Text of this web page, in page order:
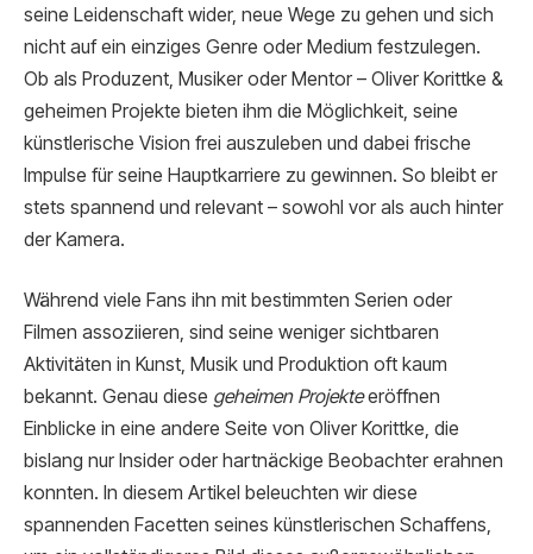
seine Leidenschaft wider, neue Wege zu gehen und sich
nicht auf ein einziges Genre oder Medium festzulegen.
Ob als Produzent, Musiker oder Mentor – Oliver Korittke &
geheimen Projekte bieten ihm die Möglichkeit, seine
künstlerische Vision frei auszuleben und dabei frische
Impulse für seine Hauptkarriere zu gewinnen. So bleibt er
stets spannend und relevant – sowohl vor als auch hinter
der Kamera.
Während viele Fans ihn mit bestimmten Serien oder
Filmen assoziieren, sind seine weniger sichtbaren
Aktivitäten in Kunst, Musik und Produktion oft kaum
bekannt. Genau diese geheimen Projekteeröffnen
Einblicke in eine andere Seite von Oliver Korittke, die
bislang nur Insider oder hartnäckige Beobachter erahnen
konnten. In diesem Artikel beleuchten wir diese
spannenden Facetten seines künstlerischen Schaffens,